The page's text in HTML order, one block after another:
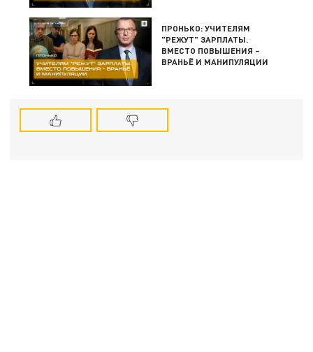
ПРОНЬКО: УЧИТЕЛЯМ
"РЕЖУТ" ЗАРПЛАТЫ.
ВМЕСТО ПОВЫШЕНИЯ –
ВРАНЬЁ И МАНИПУЛЯЦИИ